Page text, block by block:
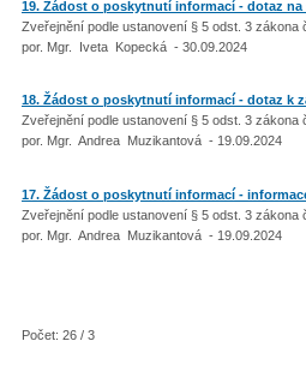
19. Žádost o poskytnutí informací - dotaz
Zveřejnění podle ustanovení § 5 odst. 3 zákona
por. Mgr. Iveta Kopecká - 30.09.2024
18. Žádost o poskytnutí informací - dotaz k
Zveřejnění podle ustanovení § 5 odst. 3 zákona
por. Mgr. Andrea Muzikantová - 19.09.2024
17. Žádost o poskytnutí informací -
Zveřejnění podle ustanovení § 5 odst. 3 zákona
por. Mgr. Andrea Muzikantová - 19.09.2024
Počet: 26 / 3